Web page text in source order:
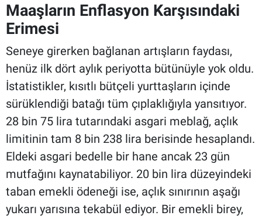
Maaşların Enflasyon Karşısındaki
Erimesi
Seneye girerken bağlanan artışların faydası,
henüz ilk dört aylık periyotta bütünüyle yok oldu.
İstatistikler, kısıtlı bütçeli yurttaşların içinde
sürüklendiği batağı tüm çıplaklığıyla yansıtıyor.
28 bin 75 lira tutarındaki asgari meblağ, açlık
limitinin tam 8 bin 238 lira berisinde hesaplandı.
Eldeki asgari bedelle bir hane ancak 23 gün
mutfağını kaynatabiliyor. 20 bin lira düzeyindeki
taban emekli ödeneği ise, açlık sınırının aşağı
yukarı yarısına tekabül ediyor. Bir emekli birey,